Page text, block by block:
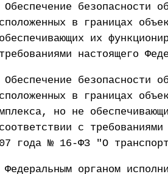
безопасности
в границах
их
настоящего
безопасности
в границах
но не
с
года № 16-ФЗ "О
органом